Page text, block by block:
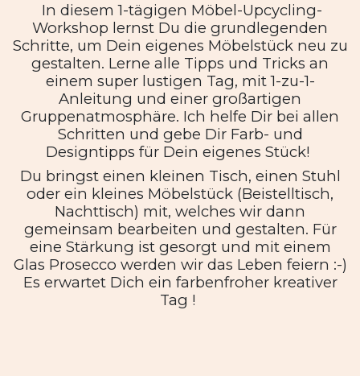
In diesem 1-tägigen Möbel-Upcycling-
Workshop lernst Du die grundlegenden
Schritte, um Dein eigenes Möbelstück neu zu
gestalten. Lerne alle Tipps und Tricks an
einem super lustigen Tag, mit 1-zu-1-
Anleitung und einer großartigen
Gruppenatmosphäre. Ich helfe Dir bei allen
Schritten und gebe Dir Farb- und
Designtipps für Dein eigenes Stück!
Du bringst einen kleinen Tisch, einen Stuhl
oder ein kleines Möbelstück (Beistelltisch,
Nachttisch) mit, welches wir dann
gemeinsam bearbeiten und gestalten. Für
eine Stärkung ist gesorgt und mit einem
Glas Prosecco werden wir das Leben feiern :-)
Es erwartet Dich ein farbenfroher kreativer
Tag !